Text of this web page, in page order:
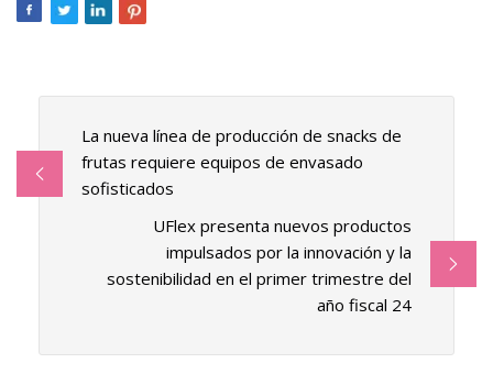
La nueva línea de producción de snacks de
frutas requiere equipos de envasado
sofisticados
UFlex presenta nuevos productos
impulsados ​​por la innovación y la
sostenibilidad en el primer trimestre del
año fiscal 24